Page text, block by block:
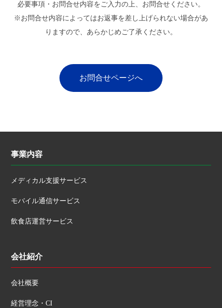
必要事項・お問合せ内容をご入力の上、お問合せください。
※お問合せ内容によってはお返事を差し上げられない場合があ
りますので、あらかじめご了承ください。
お問合せページへ
事業内容
メディカル支援サービス
モバイル通信サービス
飲食店運営サービス
会社紹介
会社概要
経営理念・CI